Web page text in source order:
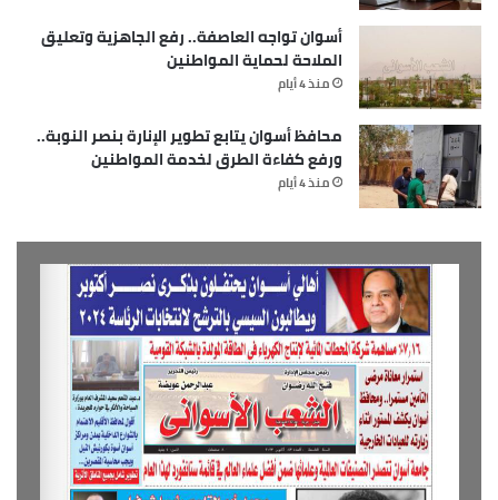
أسوان تواجه العاصفة.. رفع الجاهزية وتعليق
الملاحة لحماية المواطنين
منذ 4 أيام
محافظ أسوان يتابع تطوير الإنارة بنصر النوبة..
ورفع كفاءة الطرق لخدمة المواطنين
منذ 4 أيام